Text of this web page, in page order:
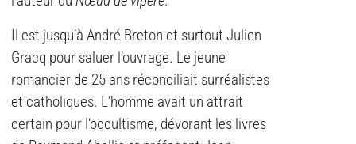
Il est jusqu’à André Breton et surtout Julien
Gracq pour saluer l’ouvrage. Le jeune
romancier de 25 ans réconciliait surréalistes
et catholiques. L’homme avait un attrait
certain pour l‘occultisme, dévorant les livres